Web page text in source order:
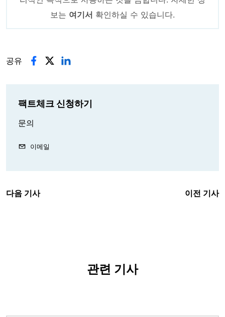
보는 여기서 확인하실 수 있습니다.
공유
팩트체크 신청하기
문의
이메일
다음 기사 이전 기사
관련 기사